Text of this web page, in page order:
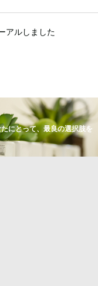
アルしました
にとって、最良の選択肢を